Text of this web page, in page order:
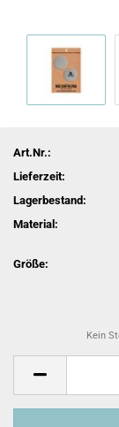
Art.Nr.:
Lieferzeit:
Lagerbestand:
Material:
Größe:
Kein